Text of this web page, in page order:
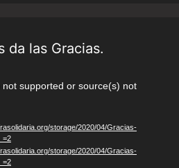
da las Gracias.
supported or source(s) not
storage/2020/04/Gracias-
storage/2020/04/Gracias-